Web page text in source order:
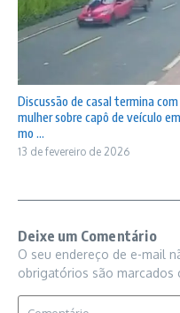
Discussão de casal termina com
mulher sobre capô de veículo em
mo ...
13 de fevereiro de 2026
Deixe um Comentário
O seu endereço de e-mail
obrigatórios são marcados